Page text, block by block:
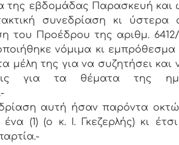
της εβδομάδας Παρασκευή και
συνεδρίαση κι ύστερα
του Προέδρου της αριθμ. 6412/
νόμιμα κι
μέλη της για να συζητήσει και
για τα θέματα της
αυτή ήσαν παρόντα οκτώ
ένα (1) (ο κ. Ι. Γκεζερλής) κι